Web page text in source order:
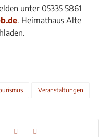
unter 05335 5861
. Heimathaus Alte
Veranstaltungen